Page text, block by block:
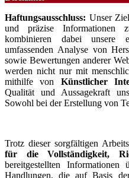
Haftungsausschluss: Unser
und präzise Informationen
kombinieren dabei unsere
umfassenden Analyse von
sowie Bewertungen anderer
werden nicht nur mit
mithilfe von Künstlicher
Qualität und Aussagekraft
Sowohl bei der Erstellung von
Trotz dieser sorgfältigen
für die Vollständigkeit,
bereitgestellten Informationen
Handlungen, die auf Basis